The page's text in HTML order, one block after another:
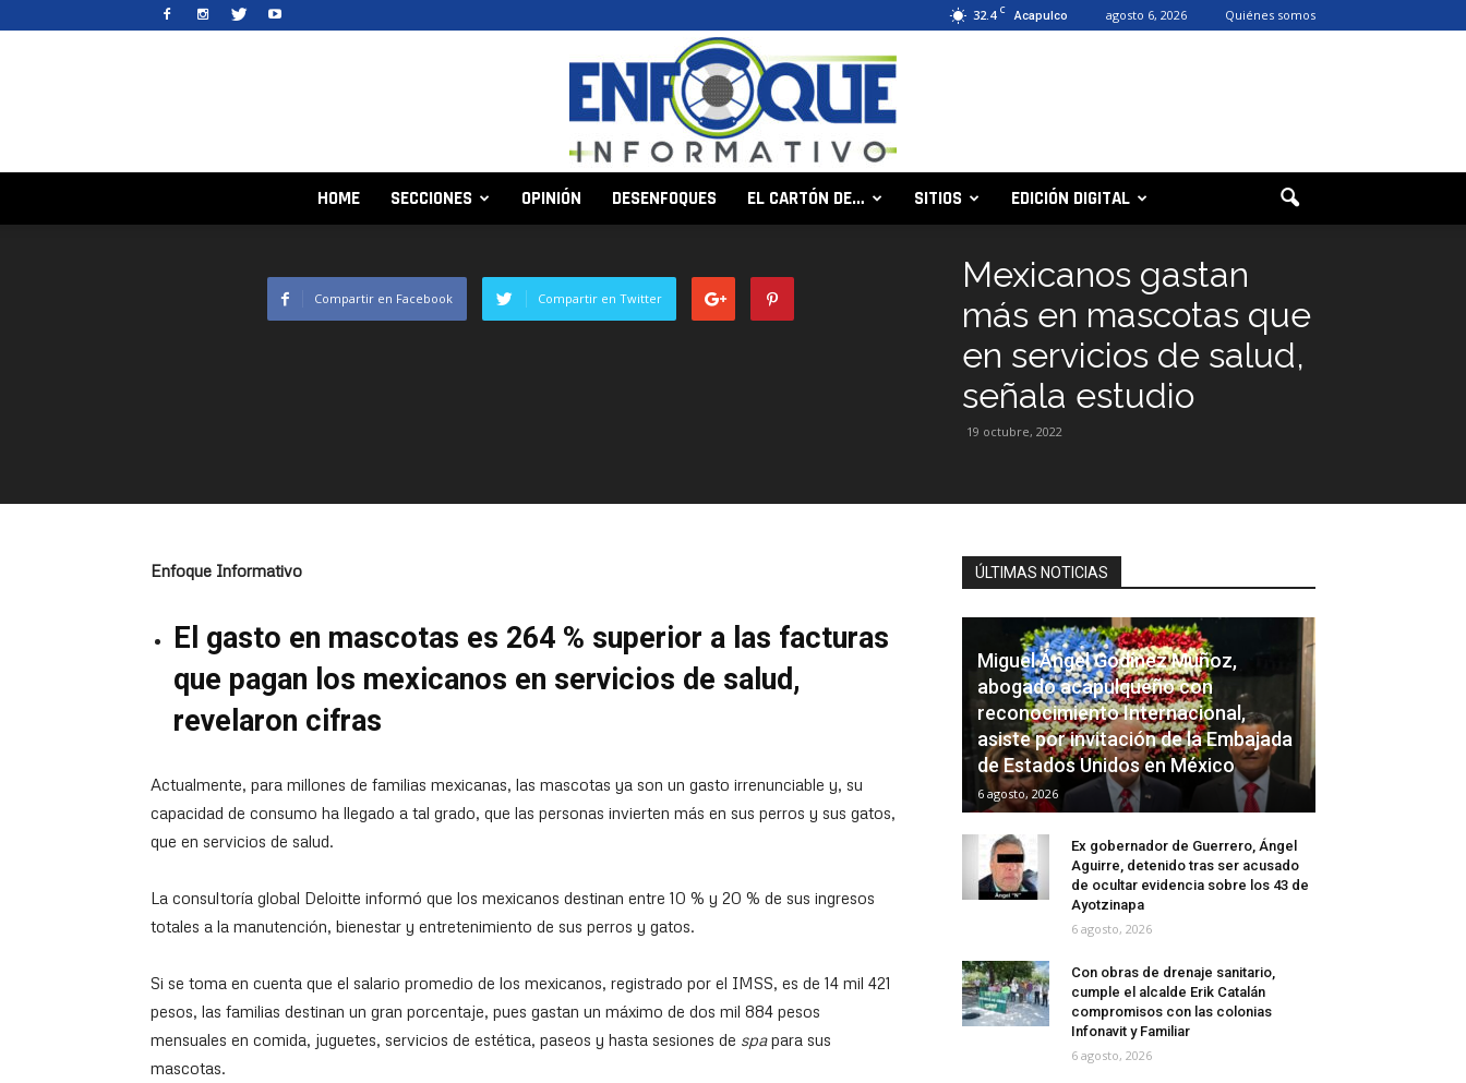
32.4 C Acapulco agosto 6, 2026 Quiénes somos
HOME SECCIONES OPINIÓN DESENFOQUES EL CARTÓN DE… SITIOS EDICIÓN DIGITAL
Mexicanos gastan
más en mascotas que
en servicios de salud,
señala estudio
19 octubre, 2022
Compartir en Facebook Compartir en Twitter
Enfoque Informativo
El gasto en mascotas es 264 % superior a las facturas
que pagan los mexicanos en servicios de salud,
revelaron cifras
Actualmente, para millones de familias mexicanas, las mascotas ya son un gasto irrenunciable y, su
capacidad de consumo ha llegado a tal grado, que las personas invierten más en sus perros y sus gatos,
que en servicios de salud.
La consultoría global Deloitte informó que los mexicanos destinan entre 10 % y 20 % de sus ingresos
totales a la manutención, bienestar y entretenimiento de sus perros y gatos.
Si se toma en cuenta que el salario promedio de los mexicanos, registrado por el IMSS, es de 14 mil 421
pesos, las familias destinan un gran porcentaje, pues gastan un máximo de dos mil 884 pesos
mensuales en comida, juguetes, servicios de estética, paseos y hasta sesiones de spapara sus
mascotas.
ÚLTIMAS NOTICIAS
Miguel Ángel Godínez Muñoz,
abogado acapulqueño con
reconocimiento Internacional,
asiste por invitación de la Embajada
de Estados Unidos en México
6 agosto, 2026
Ex gobernador de Guerrero, Ángel
Aguirre, detenido tras ser acusado
de ocultar evidencia sobre los 43 de
Ayotzinapa
6 agosto, 2026
Con obras de drenaje sanitario,
cumple el alcalde Erik Catalán
compromisos con las colonias
Infonavit y Familiar
6 agosto, 2026